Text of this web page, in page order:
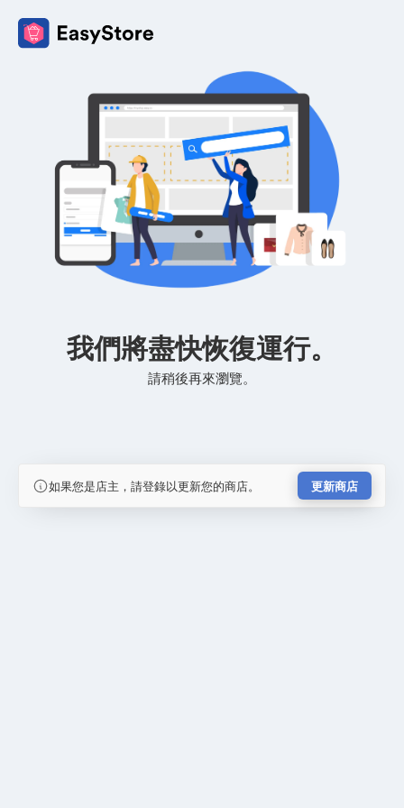
我們將盡快恢復運行。
請稍後再來瀏覽。
如果您是店主，請登錄以更新您的商店。 更新商店